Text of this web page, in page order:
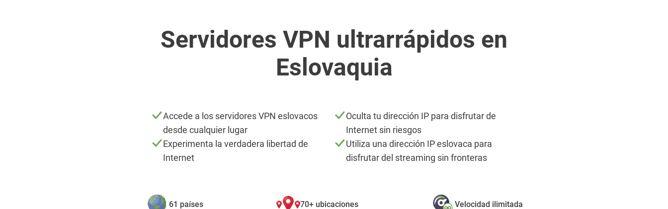
Servidores VPN ultrarrápidos en
Eslovaquia
Accede a los servidores VPN eslovacos
desde cualquier lugar
Oculta tu dirección IP para disfrutar de
Internet sin riesgos
Experimenta la verdadera libertad de
Internet
Utiliza una dirección IP eslovaca para
disfrutar del streaming sin fronteras
61 países 70+ ubicaciones Velocidad ilimitada